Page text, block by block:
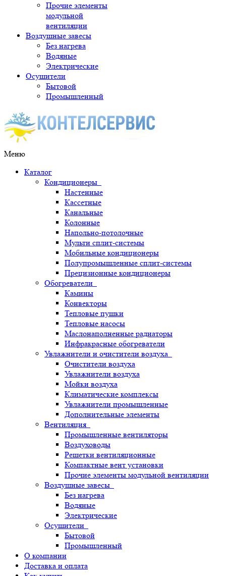
Прочие элементы
модульной
вентиляции
Воздушные завесы
Без нагрева
Водяные
Электрические
Осушители
Бытовой
Промышленный
Меню
Каталог
Кондиционеры
Настенные
Кассетные
Канальные
Колонные
Напольно-потолочные
Мульти сплит-системы
Мобильные кондиционеры
Полупромышленные сплит-системы
Прецизионные кондиционеры
Обогреватели
Камины
Конвекторы
Тепловые пушки
Тепловые насосы
Маслонаполненные радиаторы
Инфракрасные обогреватели
Увлажнители и очистители воздуха
Очистители воздуха
Увлажнители воздуха
Мойки воздуха
Климатические комплексы
Увлажнители промышленные
Дополнительные элементы
Вентиляция
Промышленные вентиляторы
Воздуховоды
Решетки вентиляционные
Компактные вент установки
Прочие элементы модульной вентиляции
Воздушные завесы
Без нагрева
Водяные
Электрические
Осушители
Бытовой
Промышленный
О компании
Доставка и оплата